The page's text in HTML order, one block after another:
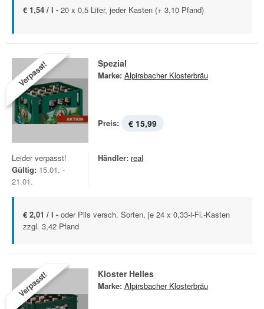
€ 1,54 / l - 20 x 0,5 Liter, jeder Kasten (+ 3,10 Pfand)
Verpasst! Spezial
Marke: Alpirsbacher Klosterbräu
Preis: € 15,99
Leider verpasst!
Gültig: 15.01. -
21.01.
Händler: real
€ 2,01 / l - oder Pils versch. Sorten, je 24 x 0,33-l-Fl.-Kasten
zzgl. 3,42 Pfand
Verpasst! Kloster Helles
Marke: Alpirsbacher Klosterbräu